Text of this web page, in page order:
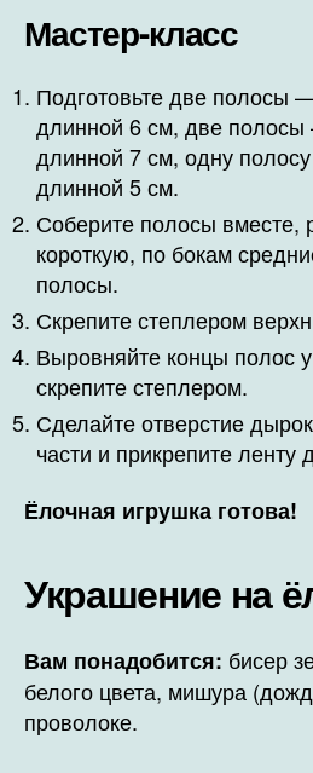
Мастер-класс
Подготовьте две полосы
длинной 6 см, две
длинной 7 см, одну
длинной 5 см.
Соберите полосы вместе,
короткую, по бокам
полосы.
Скрепите степлером
Выровняйте концы полос
скрепите степлером.
Сделайте отверстие
части и прикрепите
Ёлочная игрушка готова!
Украшение на
Вам понадобится: бисер
белого цвета, мишура
проволоке.